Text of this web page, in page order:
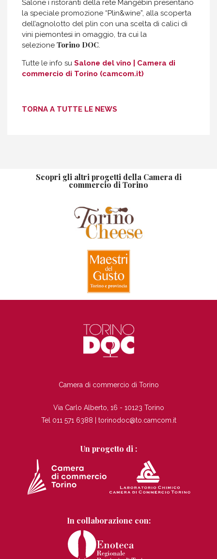
Salone i ristoranti della rete Mangébin presentano
la speciale promozione “Plin&wine”, alla scoperta
dell’agnolotto del plin con una scelta di calici di
vini piemontesi in omaggio, tra cui la
selezione Torino DOC.
Tutte le info su Salone del vino | Camera di
commercio di Torino (camcom.it)
TORNA A TUTTE LE NEWS
Scopri gli altri progetti della Camera di
commercio di Torino
Camera di commercio di Torino
Via Carlo Alberto, 16 - 10123 Torino
Tel 011 571 6388 | torinodoc@to.camcom.it
Un progetto di :
In collaborazione con: